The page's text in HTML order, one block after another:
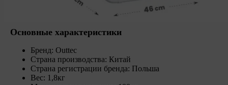
Основные характеристики
Бренд: Outtec
Страна производства: Китай
Страна регистрации бренда: Польша
Вес: 1,8кг